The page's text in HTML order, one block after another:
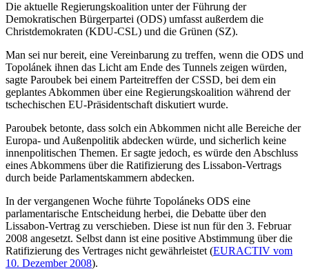
Die aktuelle Regierungskoalition unter der Führung der
Demokratischen Bürgerpartei (ODS) umfasst außerdem die
Christdemokraten (KDU-CSL) und die Grünen (SZ).
Man sei nur bereit, eine Vereinbarung zu treffen, wenn die ODS und
Topolánek ihnen das Licht am Ende des Tunnels zeigen würden,
sagte Paroubek bei einem Parteitreffen der CSSD, bei dem ein
geplantes Abkommen über eine Regierungskoalition während der
tschechischen EU-Präsidentschaft diskutiert wurde.
Paroubek betonte, dass solch ein Abkommen nicht alle Bereiche der
Europa- und Außenpolitik abdecken würde, und sicherlich keine
innenpolitischen Themen. Er sagte jedoch, es würde den Abschluss
eines Abkommens über die Ratifizierung des Lissabon-Vertrags
durch beide Parlamentskammern abdecken.
In der vergangenen Woche führte Topoláneks ODS eine
parlamentarische Entscheidung herbei, die Debatte über den
Lissabon-Vertrag zu verschieben. Diese ist nun für den 3. Februar
2008 angesetzt. Selbst dann ist eine positive Abstimmung über die
Ratifizierung des Vertrages nicht gewährleistet (EURACTIV vom
10. Dezember 2008).